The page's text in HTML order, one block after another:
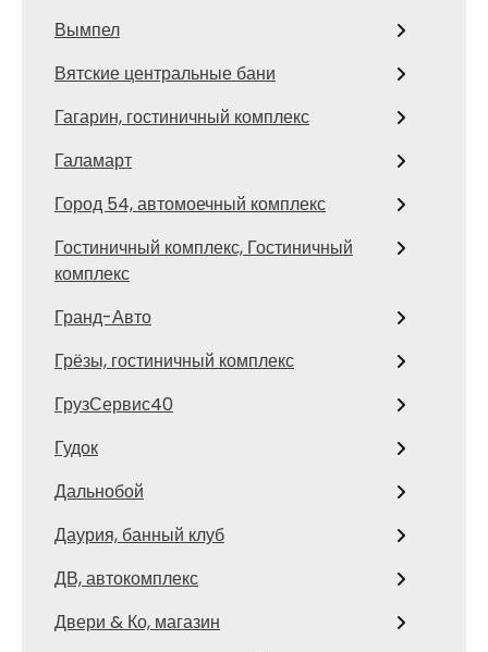
Вымпел
Вятские центральные бани
Гагарин, гостиничный комплекс
Галамарт
Город 54, автомоечный комплекс
Гостиничный комплекс, Гостиничный
комплекс
Гранд-Авто
Грёзы, гостиничный комплекс
ГрузСервис40
Гудок
Дальнобой
Даурия, банный клуб
ДВ, автокомплекс
Двери & Ко, магазин